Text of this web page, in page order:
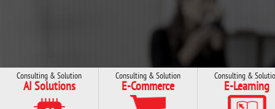
Consulting & Solution
AI Solutions
Consulting & Solution
E-Commerce
Consulting &
E-Learning